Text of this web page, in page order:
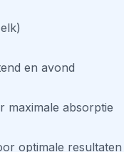
en avond
maximale absorptie
optimale resultaten